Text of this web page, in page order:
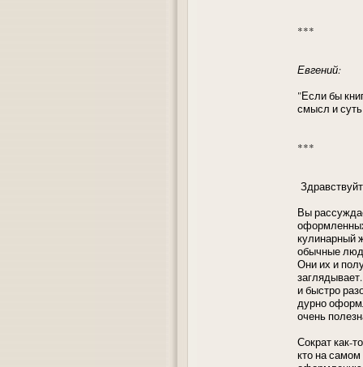
***
Евгений:
"Если бы
смысл и
***
Вы
кулинарный
обычные
Они их и
и быстро
дурно
очень
Сократ как-
кто на